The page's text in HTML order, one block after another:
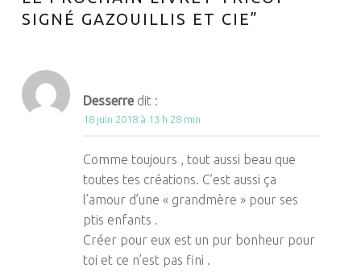
SIGNÉ GAZOUILLIS ET CIE”
Desserre dit :
18 juin 2018 à 13 h 28 min
Comme toujours , tout aussi beau que
toutes tes créations. C’est aussi ça
l’amour d’une « grandmère » pour ses
ptis enfants .
Créer pour eux est un pur bonheur pour
toi et ce n’est pas fini .